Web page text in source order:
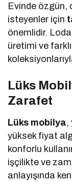
Evinde özgün,
isteyenler için
önemlidir.
üretimi ve
Lüks
Zarafet
Lüks mobilya,
yüksek fiyat
konforlu
işçilikte ve
anlayışında